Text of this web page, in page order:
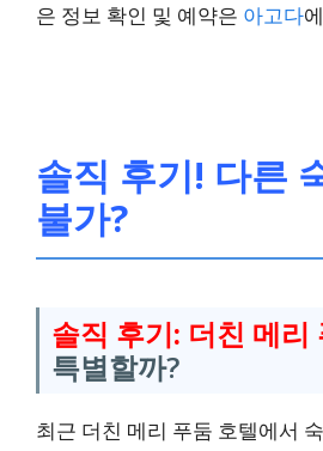
은 정보 확인 및 예약은 아고다
솔직 후기! 다른
불가?
솔직 후기: 더친 메리
특별할까?
최근 더친 메리 푸둠 호텔에서